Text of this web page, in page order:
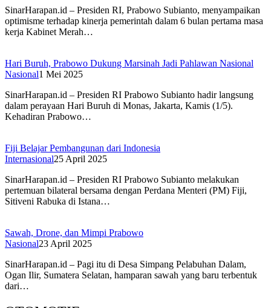
SinarHarapan.id – Presiden RI, Prabowo Subianto, menyampaikan
optimisme terhadap kinerja pemerintah dalam 6 bulan pertama masa
kerja Kabinet Merah…
Hari Buruh, Prabowo Dukung Marsinah Jadi Pahlawan Nasional
Nasional1 Mei 2025
SinarHarapan.id – Presiden RI Prabowo Subianto hadir langsung
dalam perayaan Hari Buruh di Monas, Jakarta, Kamis (1/5).
Kehadiran Prabowo…
Fiji Belajar Pembangunan dari Indonesia
Internasional25 April 2025
SinarHarapan.id – Presiden RI Prabowo Subianto melakukan
pertemuan bilateral bersama dengan Perdana Menteri (PM) Fiji,
Sitiveni Rabuka di Istana…
Sawah, Drone, dan Mimpi Prabowo
Nasional23 April 2025
SinarHarapan.id – Pagi itu di Desa Simpang Pelabuhan Dalam,
Ogan Ilir, Sumatera Selatan, hamparan sawah yang baru terbentuk
dari…